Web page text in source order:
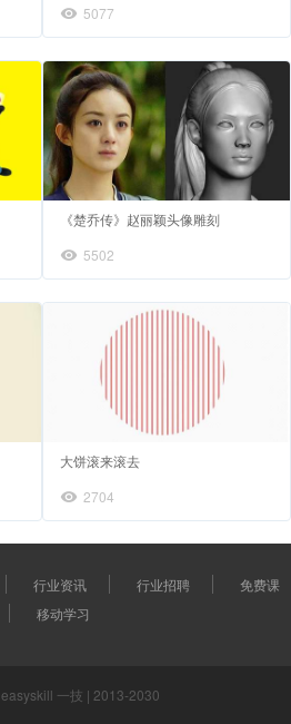
5077
《楚乔传》赵丽颖头像雕刻
5502
大饼滚来滚去
2704
行业资讯 行业招聘
免费课
移动学习
easyskill 一技 | 2013-2030